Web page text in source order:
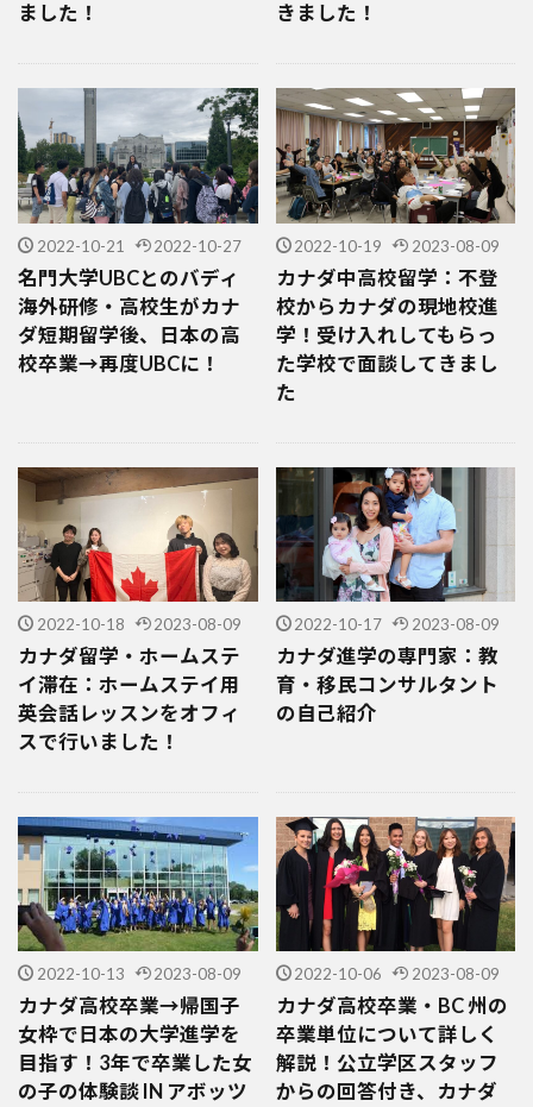
ました！
きました！
2022-10-21 2022-10-27
名門大学UBCとのバディ
海外研修・高校生がカナ
ダ短期留学後、日本の高
校卒業→再度UBCに！
2022-10-19 2023-08-09
カナダ中高校留学：不登
校からカナダの現地校進
学！受け入れしてもらっ
た学校で面談してきまし
た
2022-10-18 2023-08-09
カナダ留学・ホームステ
イ滞在：ホームステイ用
英会話レッスンをオフィ
スで行いました！
2022-10-17 2023-08-09
カナダ進学の専門家：教
育・移民コンサルタント
の自己紹介
2022-10-13 2023-08-09
カナダ高校卒業→帰国子
女枠で日本の大学進学を
目指す！3年で卒業した女
の子の体験談 IN アボッツ
2022-10-06 2023-08-09
カナダ高校卒業・BC 州の
卒業単位について詳しく
解説！公立学区スタッフ
からの回答付き、カナダ